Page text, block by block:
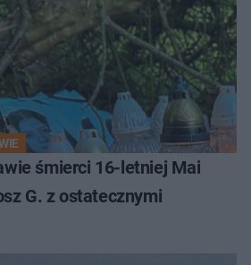
śmierci 16-letniej Mai
G. z ostatecznymi